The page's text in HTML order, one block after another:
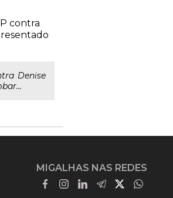
contra
Denise
MIGALHAS NAS REDES